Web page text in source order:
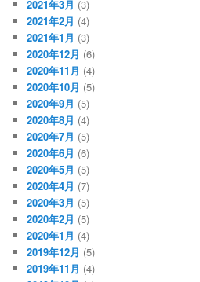
2021年3月 (3)
2021年2月 (4)
2021年1月 (3)
2020年12月 (6)
2020年11月 (4)
2020年10月 (5)
2020年9月 (5)
2020年8月 (4)
2020年7月 (5)
2020年6月 (6)
2020年5月 (5)
2020年4月 (7)
2020年3月 (5)
2020年2月 (5)
2020年1月 (4)
2019年12月 (5)
2019年11月 (4)